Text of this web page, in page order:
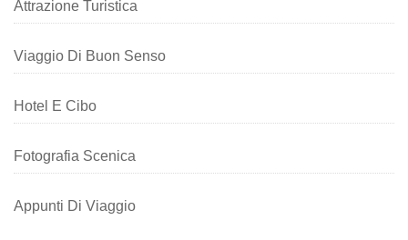
Attrazione Turistica
Viaggio Di Buon Senso
Hotel E Cibo
Fotografia Scenica
Appunti Di Viaggio